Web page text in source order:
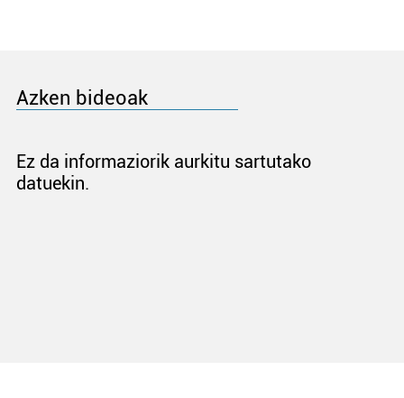
Azken bideoak
Ez da informaziorik aurkitu sartutako
datuekin.